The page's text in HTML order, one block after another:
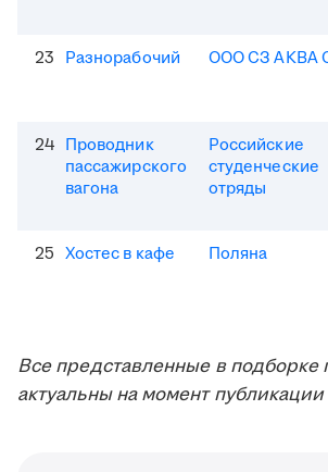
23 Разнорабочий ООО СЗ АКВА
24 Проводник
пассажирского
вагона
Российские
студенческие
отряды
25 Хостес в кафе Поляна
Все представленные в подборке
актуальны на момент